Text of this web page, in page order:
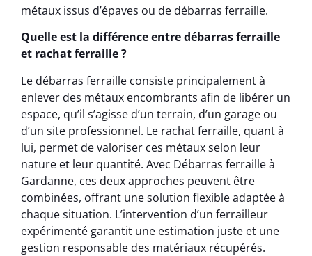
métaux issus d’épaves ou de débarras ferraille.
Quelle est la différence entre débarras ferraille
et rachat ferraille ?
Le débarras ferraille consiste principalement à
enlever des métaux encombrants afin de libérer un
espace, qu’il s’agisse d’un terrain, d’un garage ou
d’un site professionnel. Le rachat ferraille, quant à
lui, permet de valoriser ces métaux selon leur
nature et leur quantité. Avec Débarras ferraille à
Gardanne, ces deux approches peuvent être
combinées, offrant une solution flexible adaptée à
chaque situation. L’intervention d’un ferrailleur
expérimenté garantit une estimation juste et une
gestion responsable des matériaux récupérés.